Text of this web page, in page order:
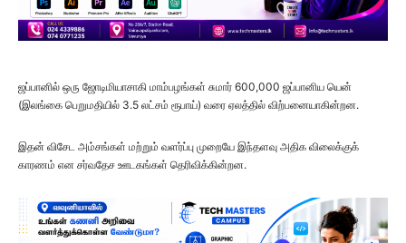
ஜப்பானில் ஒரு ஜோடிமியாசாகி மாம்பழங்கள் சுமார் 600,000 ஜப்பானிய யென்
(இலங்கை பெறுமதியில் 3.5 லட்சம் ரூபாய்) வரை ஏலத்தில் விற்பனையாகின்றன.
இதன் விசேட அம்சங்கள் மற்றும் வளர்ப்பு முறையே இந்தளவு அதிக விலைக்குக்
காரணம் என சர்வதேச ஊடகங்கள் தெரிவிக்கின்றன.